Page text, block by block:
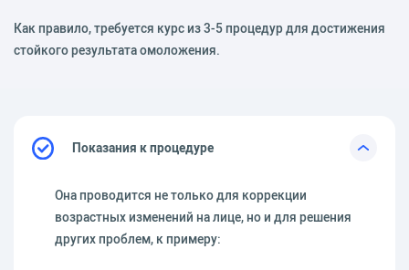
Как правило, требуется курс из 3-5 процедур для достижения
стойкого результата омоложения.
Показания к процедуре
Она проводится не только для коррекции
возрастных изменений на лице, но и для решения
других проблем, к примеру: